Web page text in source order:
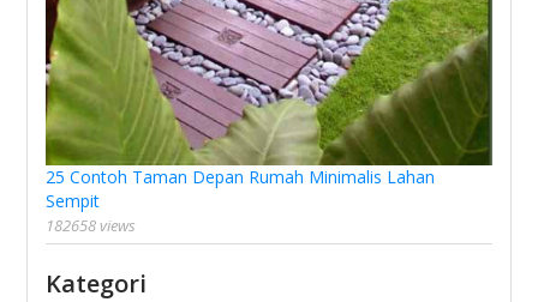
25 Contoh Taman Depan Rumah Minimalis Lahan
Sempit
182658 views
Kategori